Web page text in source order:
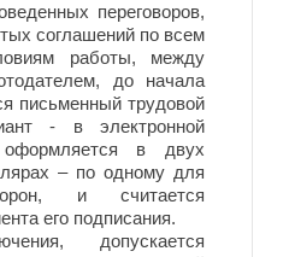
переговоров,
соглашений по всем
работы, между
до начала
письменный трудовой
- в электронной
в двух
– по одному для
и считается
его подписания.
допускается